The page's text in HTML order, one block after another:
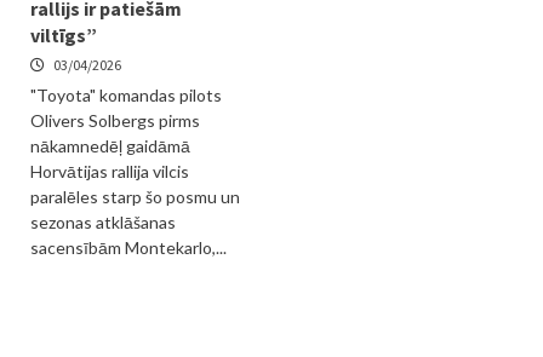
rallijs ir patiešām
viltīgs”
03/04/2026
"Toyota" komandas pilots
Olivers Solbergs pirms
nākamnedēļ gaidāmā
Horvātijas rallija vilcis
paralēles starp šo posmu un
sezonas atklāšanas
sacensībām Montekarlo,...